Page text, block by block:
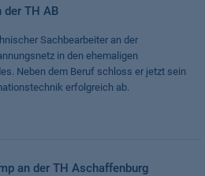
der TH AB
Sachbearbeiter an der
in den ehemaligen
Neben dem Beruf schloss er jetzt sein
erfolgreich ab.
an der TH Aschaffenburg